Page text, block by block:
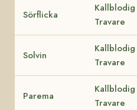
Sörflicka
Kallblodig
Travare
Solvin
Kallblodig
Travare
Parema
Kallblodig
Travare